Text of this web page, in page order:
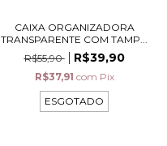
CAIXA ORGANIZADORA
TRANSPARENTE COM TAMP...
R$55,90
R$39,90
R$37,91 com Pix
ESGOTADO